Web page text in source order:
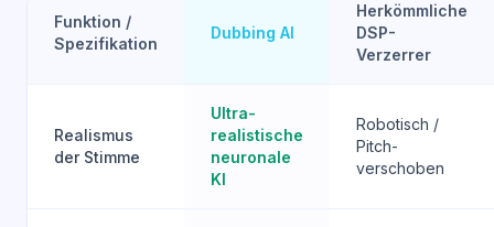
Funktion /
Spezifikation
Dubbing AI
Herkömmliche
DSP-
Verzerrer
Realismus
der Stimme
Ultra-
realistische
neuronale
KI
Robotisch /
Pitch-
verschoben